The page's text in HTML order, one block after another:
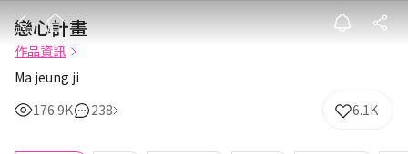
戀心計畫
戀心計畫
作品資訊
Ma jeung ji
176.9K
238 6.1K